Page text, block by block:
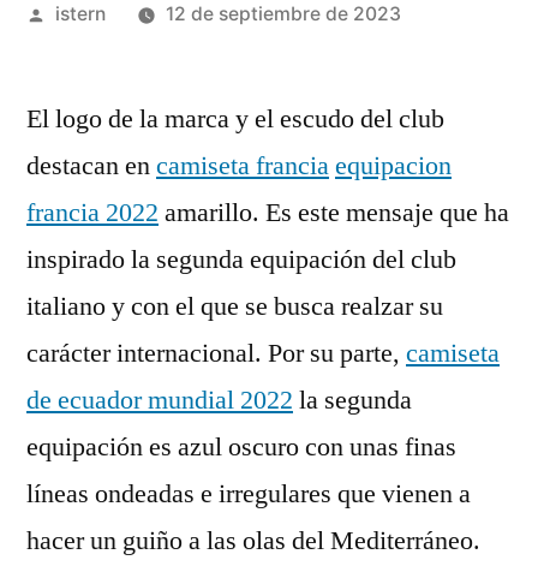
Publicado
istern 12 de septiembre de 2023
El logo de la marca y el escudo del club
destacan encamiseta franciaequipacion
francia 2022 amarillo. Es este mensaje que ha
inspirado la segunda equipación del club
italiano y con el que se busca realzar su
carácter internacional. Por su parte, camiseta
de ecuador mundial 2022 la segunda
equipación es azul oscuro con unas finas
líneas ondeadas e irregulares que vienen a
hacer un guiño a las olas del Mediterráneo.